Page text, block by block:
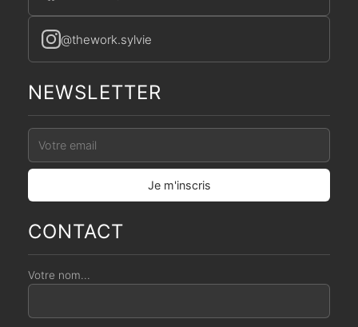
@thework.sylvie
NEWSLETTER
CONTACT
Votre nom...